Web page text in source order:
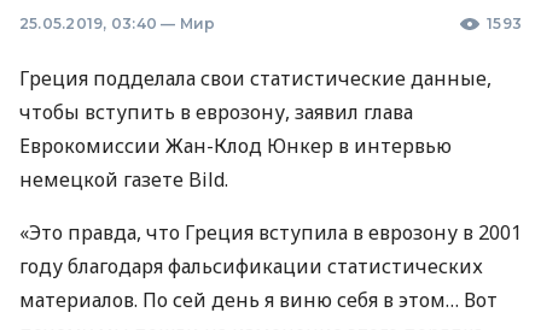
25.05.2019, 03:40 — Мир 1593
Греция подделала свои статистические данные,
чтобы вступить в еврозону, заявил глава
Еврокомиссии Жан-Клод Юнкер в интервью
немецкой газете Bild.
«Это правда, что Греция вступила в еврозону в 2001
году благодаря фальсификации статистических
материалов. По сей день я виню себя в этом… Вот